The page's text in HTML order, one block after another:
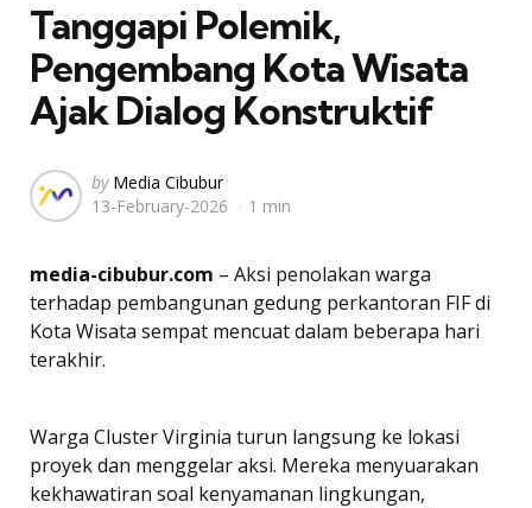
Tanggapi Polemik,
Pengembang Kota Wisata
Ajak Dialog Konstruktif
Posted
by
by Media Cibubur
13-February-2026
1 min
media-cibubur.com – Aksi penolakan warga
terhadap pembangunan gedung perkantoran FIF di
Kota Wisata sempat mencuat dalam beberapa hari
terakhir.
Warga Cluster Virginia turun langsung ke lokasi
proyek dan menggelar aksi. Mereka menyuarakan
kekhawatiran soal kenyamanan lingkungan,